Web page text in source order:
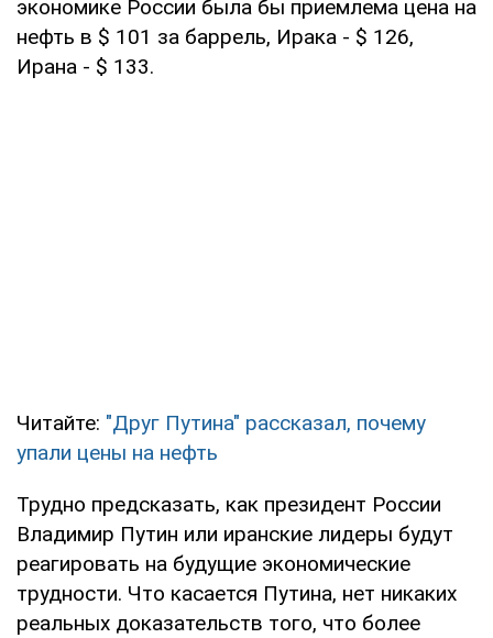
экономике России была бы приемлема цена на
нефть в $ 101 за баррель, Ирака - $ 126,
Ирана - $ 133.
Читайте: "Друг Путина" рассказал, почему
упали цены на нефть
Трудно предсказать, как президент России
Владимир Путин или иранские лидеры будут
реагировать на будущие экономические
трудности. Что касается Путина, нет никаких
реальных доказательств того, что более